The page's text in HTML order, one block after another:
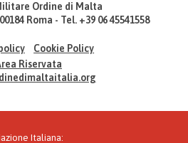
Ordine di Malta
Roma - Tel. +39 06 45541558
Cookie Policy
Riservata
Italiana: